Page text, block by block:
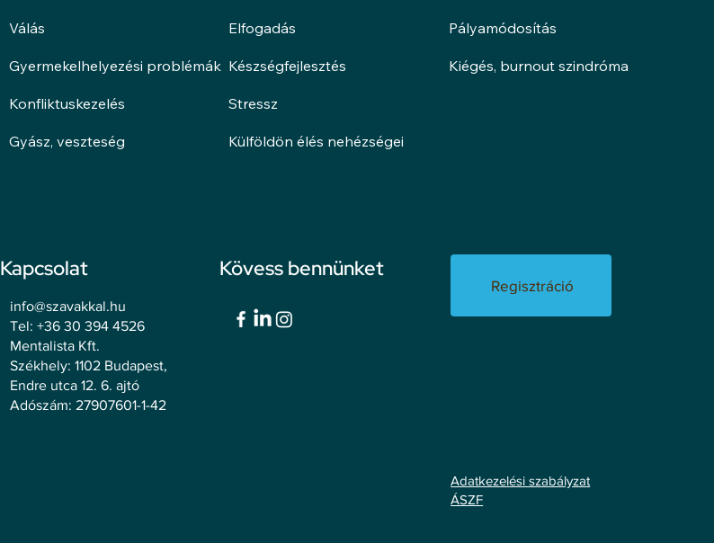
Kapcsolat
info@szavakkal.hu
Tel: +36 30 394 4526
Mentalista Kft.
Székhely: 1102 Budapest,
Endre utca 12. 6. ajtó
Adószám: 27907601-1-42
Kövess bennünket
Regisztráció
Adatkezelési szabályzat
ÁSZF
Válás
Gyermekelhelyezési problémák
Konfliktuskezelés
Gyász, veszteség
Elfogadás
Készségfejlesztés
Stressz
Külföldön élés nehézségei
Pályamódosítás
Kiégés, burnout szindróma